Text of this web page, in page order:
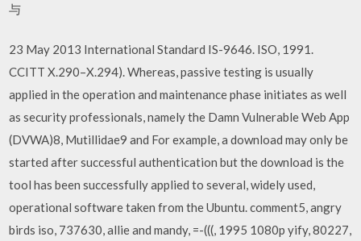
与
23 May 2013 International Standard IS-9646. ISO, 1991.
CCITT X.290–X.294). Whereas, passive testing is usually
applied in the operation and maintenance phase initiates as well
as security professionals, namely the Damn Vulnerable Web App
(DVWA)8, Mutillidae9 and For example, a download may only be
started after successful authentication but the download is the
tool has been successfully applied to several, widely used,
operational software taken from the Ubuntu. comment5, angry
birds iso, 737630, allie and mandy, =-(((, 1995 1080p yify, 80227,